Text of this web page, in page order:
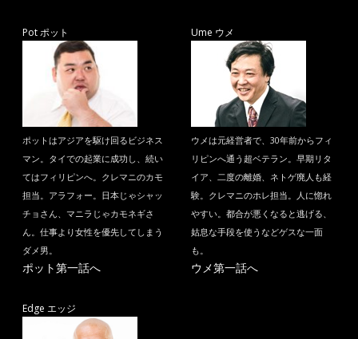
Pot ポット
ポットはアジアを駆け回るビジネス
マン。タイでの起業に成功し、続い
てはフィリピンへ。クレマニのカモ
担当。アラフォー。日本じゃシャッ
チョさん、マニラじゃカモネギさ
ん。仕事より女性を優先してしまう
ダメ男。
ポット第一話へ
Ume ウメ
ウメは元経営者で、30年前からフィ
リピンへ通う超ベテラン。早期リタ
イア、二度の離婚、ネトゲ廃人も経
験。クレマニのホレ担当。人に惚れ
やすい。都合が悪くなると逃げる、
姑息な手段を使うなどゲスな一面
も。
ウメ第一話へ
Edge エッジ